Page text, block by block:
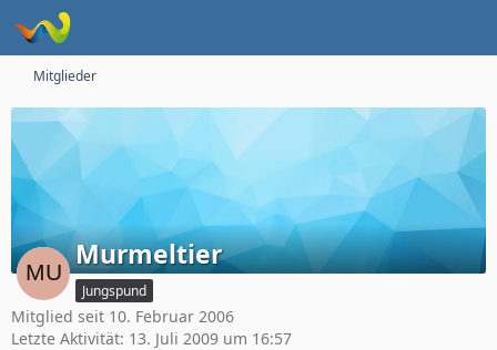
Mitglieder
Murmeltier
Jungspund
Mitglied seit 10. Februar 2006
Letzte Aktivität: 13. Juli 2009 um 16:57